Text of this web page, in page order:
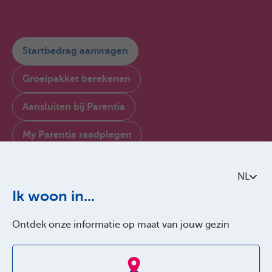
NL
Ik woon in...
Ontdek onze informatie op maat van jouw gezin
Startbedrag aanvragen
Groeipakket berekenen
Aansluiten bij Parentia
My Parentia raadplegen
Over Parentia
Toegankelijkheid